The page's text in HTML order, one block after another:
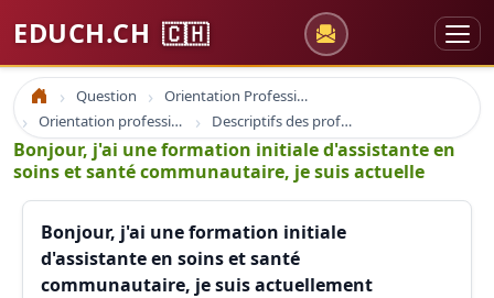
EDUCH.CH 🇨🇭
Accueil Question
Orientation Professionnelle
Orientation professionnelle et professionnel
Descriptifs des professions
Bonjour, j'ai une formation initiale d'assistante en
soins et santé communautaire, je suis actuelle
Bonjour, j'ai une formation initiale
d'assistante en soins et santé
communautaire, je suis actuellement